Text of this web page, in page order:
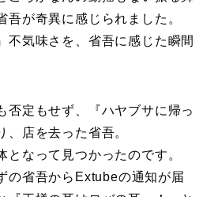
吾が奇異に感じられました。
不気味さを、省吾に感じた瞬間
否定もせず、『ハヤブサに帰っ
、店を去った省吾。
となって見つかったのです。
の省吾からExtubeの通知が届